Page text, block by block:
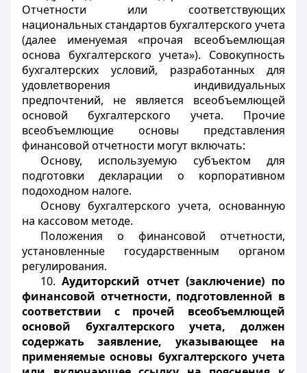
Отчетности или соответствующих
национальных стандартов бухгалтерского учета
(далее именуемая «прочая всеобъемлющая
основа бухгалтерского учета»). Совокупность
бухгалтерских условий, разработанных для
удовлетворения индивидуальных
предпочтений, не является всеобъемлющей
основой бухгалтерского учета. Прочие
всеобъемлющие основы представления
финансовой отчетности могут включать:
Основу, используемую субъектом для
подготовки декларации о корпоративном
подоходном налоге.
Основу бухгалтерского учета, основанную
на кассовом методе.
Положения о финансовой отчетности,
установленные государственным органом
регулирования.
10.Аудиторский отчет (заключение) по
финансовой отчетности, подготовленной в
соответствии с прочей всеобъемлющей
основой бухгалтерского учета, должен
содержать заявление, указывающее на
применяемые основы бухгалтерского учета